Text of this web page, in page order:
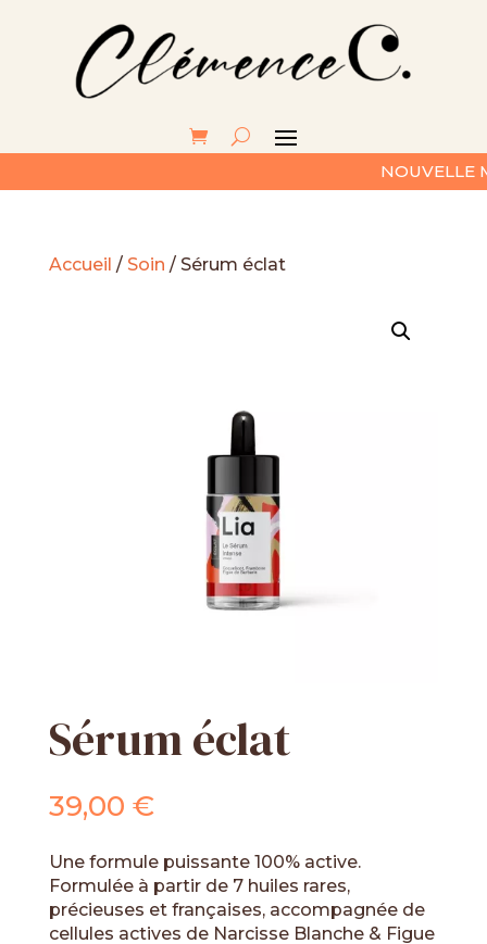
NOUVELLE
Accueil / Soin / Sérum éclat
Sérum éclat
39,00 €
Une formule puissante 100% active.
Formulée à partir de 7 huiles rares,
précieuses et françaises, accompagnée de
cellules actives de Narcisse Blanche & Figue